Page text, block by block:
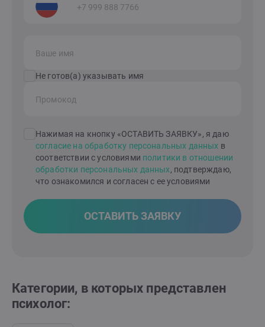
Ваше имя
Не готов(а) указывать имя
Промокод
Нажимая на кнопку «ОСТАВИТЬ ЗАЯВКУ», я даю
согласие на обработку персональных данных в
соответствии с условиями политики в отношении
обработки персональных данных, подтверждаю,
что ознакомился и согласен с ее условиями
ОСТАВИТЬ ЗАЯВКУ
Категории, в которых представлен
психолог: